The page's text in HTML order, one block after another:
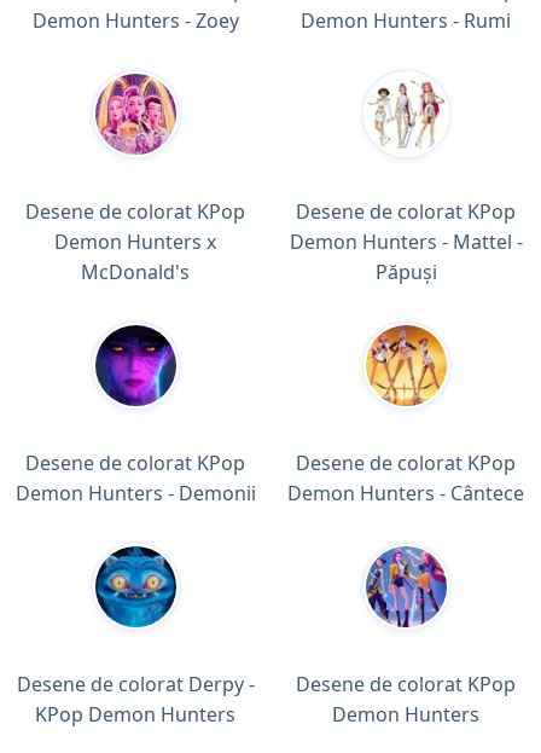
Demon Hunters - Zoey
Demon Hunters - Rumi
Desene de colorat KPop
Demon Hunters x
McDonald's
Desene de colorat KPop
Demon Hunters - Mattel -
Păpuși
Desene de colorat KPop
Demon Hunters - Demonii
Desene de colorat KPop
Demon Hunters - Cântece
Desene de colorat Derpy -
KPop Demon Hunters
Desene de colorat KPop
Demon Hunters